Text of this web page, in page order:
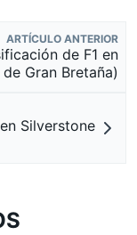
ARTÍCULO ANTERIOR
de F1 en
Gran Bretaña)
Silverstone